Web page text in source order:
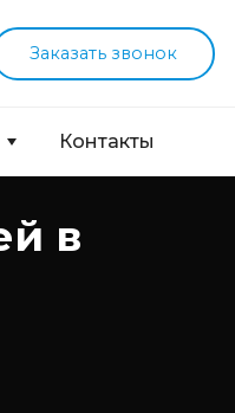
Заказать звонок
Контакты
в